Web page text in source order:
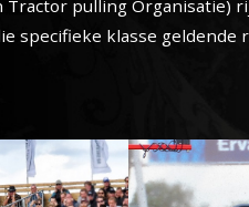
Tractor pulling
specifieke klasse